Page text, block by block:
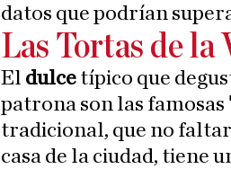
datos que podrían
Las Tortas de la
El dulce típico que
patrona son las famosas
tradicional, que no
casa de la ciudad, tiene